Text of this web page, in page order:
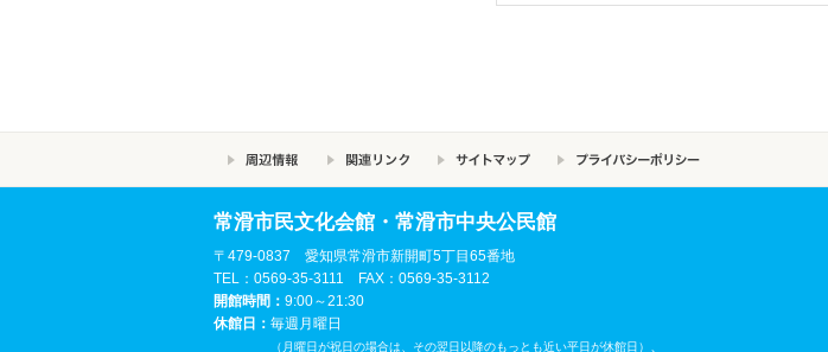
常滑市民文化会館・常滑市中央公民館
〒479-0837 愛知県常滑市新開町5丁目65番地
TEL：0569-35-3111 FAX：0569-35-3112
開館時間： 9:00～21:30
休館日： 毎週月曜日
（月曜日が祝日の場合は、その翌日以降のもっとも近い平日が休館日） 、